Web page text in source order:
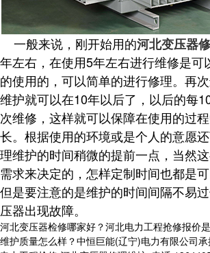
一般来说，刚开始用的河北变压器
年左右，在使用5年左右进行维修是可
的使用的，可以简单的进行修理。再
维护就可以在10年以后了，以后的每
次维修，这样就可以保障在使用的过
长。根据使用的环境或是个人的意愿
理维护的时间稍微的提前一点，当然
需求来决定的，怎样定制时间也都是可
但是要注意的是维护的时间间隔不易
压器出现故障。
河北变压器检修哪家好？河北电力工程抢修报价
维护质量怎么样？中恒巨能(辽宁)电力有限公司